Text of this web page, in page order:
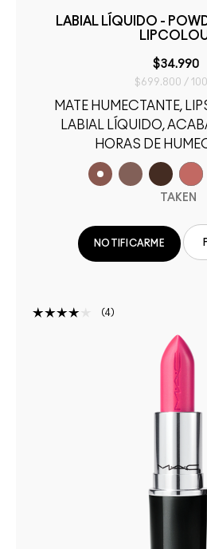
LABIAL LÍQUIDO -
$34.990
$699.800 /
MATE HUMECTANTE, LIPSTICK LÍQUIDO,
LABIAL LÍQUIDO,
HORAS DE
TAKEN
NOTIFICARME
4